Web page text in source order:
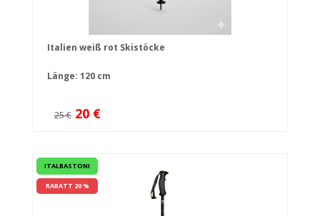
Italien weiß rot Skistöcke
Länge: 120 cm
25 € 20 €
ITALBASTONI
RABATT 20 %